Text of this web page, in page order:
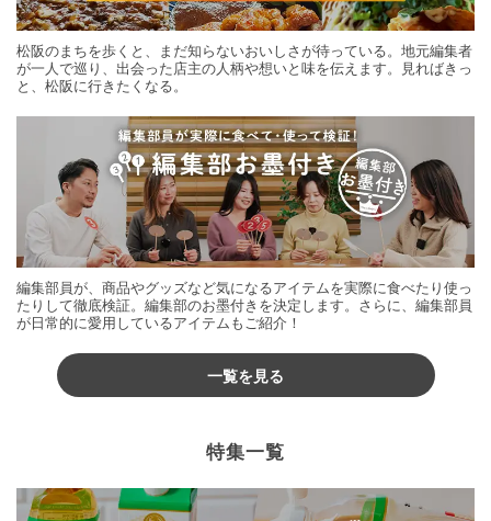
松阪のまちを歩くと、まだ知らないおいしさが待っている。地元編集者
が一人で巡り、出会った店主の人柄や想いと味を伝えます。見ればきっ
と、松阪に行きたくなる。
編集部員が、商品やグッズなど気になるアイテムを実際に食べたり使っ
たりして徹底検証。編集部のお墨付きを決定します。さらに、編集部員
が日常的に愛用しているアイテムもご紹介！
一覧を見る
特集一覧